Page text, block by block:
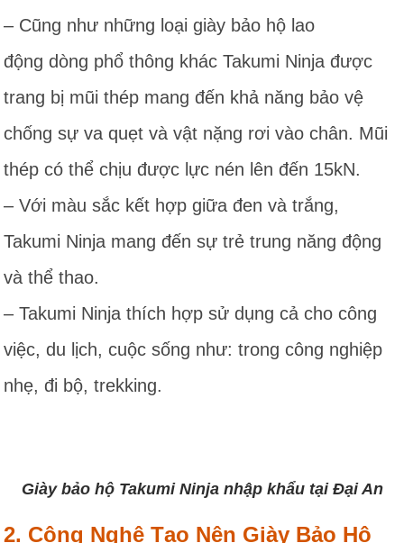
– Cũng như những loại giày bảo hộ lao
động dòng phổ thông khác Takumi Ninja được
trang bị mũi thép mang đến khả năng bảo vệ
chống sự va quẹt và vật nặng rơi vào chân. Mũi
thép có thể chịu được lực nén lên đến 15kN.
– Với màu sắc kết hợp giữa đen và trắng,
Takumi Ninja mang đến sự trẻ trung năng động
và thể thao.
– Takumi Ninja thích hợp sử dụng cả cho công
việc, du lịch, cuộc sống như: trong công nghiệp
nhẹ, đi bộ, trekking.
Giày bảo hộ Takumi Ninja nhập khẩu tại Đại An
2. Công Nghệ Tạo Nên Giày Bảo Hộ